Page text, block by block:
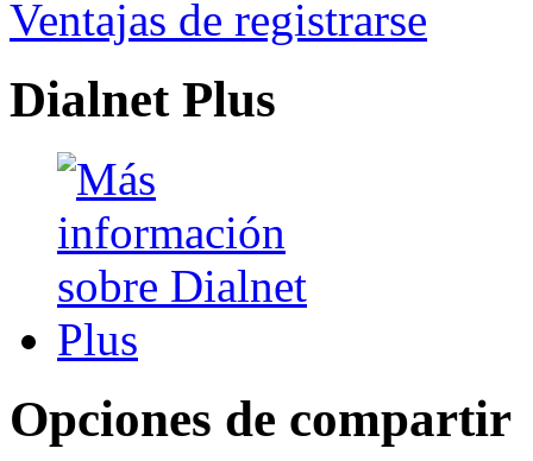
Ventajas de registrarse
Dialnet Plus
Opciones de compartir